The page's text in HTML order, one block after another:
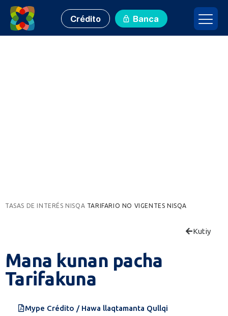
Crédito Banca
TASAS DE INTERÉS​ NISQA TARIFARIO NO VIGENTES NISQA
Kutiy
Mana kunan pacha
Tarifakuna
Mype Crédito / Hawa llaqtamanta Qullqi